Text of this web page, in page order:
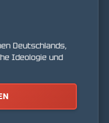
Deutschlands,
Ideologie und